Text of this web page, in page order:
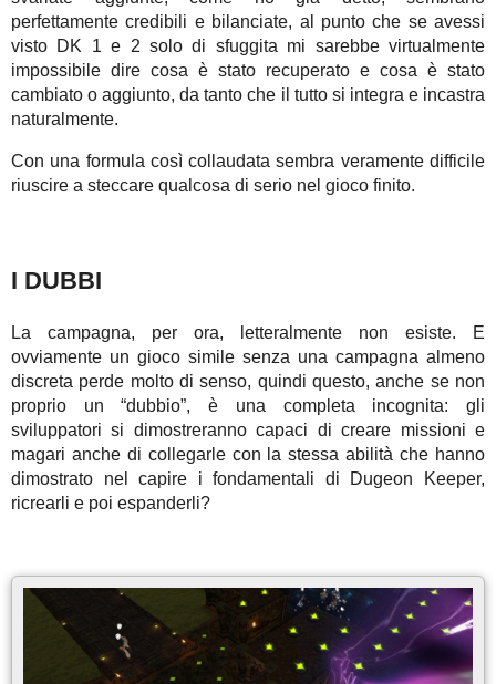
perfettamente credibili e bilanciate, al punto che se avessi
visto DK 1 e 2 solo di sfuggita mi sarebbe virtualmente
impossibile dire cosa è stato recuperato e cosa è stato
cambiato o aggiunto, da tanto che il tutto si integra e incastra
naturalmente.
Con una formula così collaudata sembra veramente difficile
riuscire a steccare qualcosa di serio nel gioco finito.
I DUBBI
La campagna, per ora, letteralmente non esiste. E
ovviamente un gioco simile senza una campagna almeno
discreta perde molto di senso, quindi questo, anche se non
proprio un “dubbio”, è una completa incognita: gli
sviluppatori si dimostreranno capaci di creare missioni e
magari anche di collegarle con la stessa abilità che hanno
dimostrato nel capire i fondamentali di Dugeon Keeper,
ricrearli e poi espanderli?